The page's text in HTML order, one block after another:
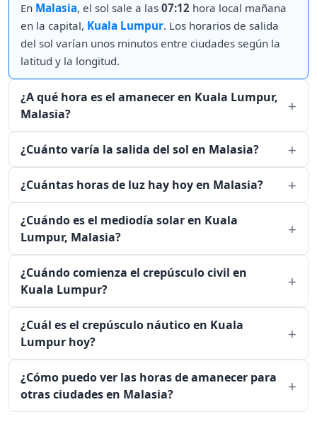
En Malasia, el sol sale a las 07:12 hora local mañana
en la capital, Kuala Lumpur. Los horarios de salida
del sol varían unos minutos entre ciudades según la
latitud y la longitud.
¿A qué hora es el amanecer en Kuala Lumpur,
Malasia?
¿Cuánto varía la salida del sol en Malasia?
¿Cuántas horas de luz hay hoy en Malasia?
¿Cuándo es el mediodía solar en Kuala
Lumpur, Malasia?
¿Cuándo comienza el crepúsculo civil en
Kuala Lumpur?
¿Cuál es el crepúsculo náutico en Kuala
Lumpur hoy?
¿Cómo puedo ver las horas de amanecer para
otras ciudades en Malasia?